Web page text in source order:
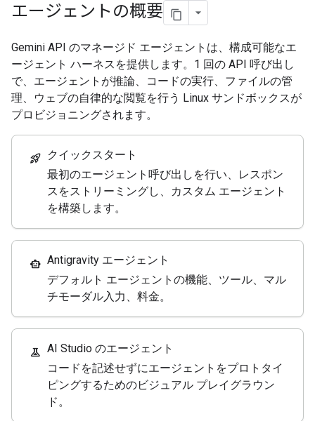
エージェントの概要
Gemini API のマネージド エージェントは、構成可能なエ
ージェント ハーネスを提供します。1 回の API 呼び出し
で、エージェントが推論、コードの実行、ファイルの管
理、ウェブの自律的な閲覧を行う Linux サンドボックスが
プロビジョニングされます。
rocket_launch クイックスタート
最初のエージェント呼び出しを行い、レスポン
スをストリーミングし、カスタム エージェント
を構築します。
smart_toy Antigravity エージェント
デフォルト エージェントの機能、ツール、マル
チモーダル入力、料金。
experiment AI Studio のエージェント
コードを記述せずにエージェントをプロトタイ
ピングするためのビジュアル プレイグラウン
ド。